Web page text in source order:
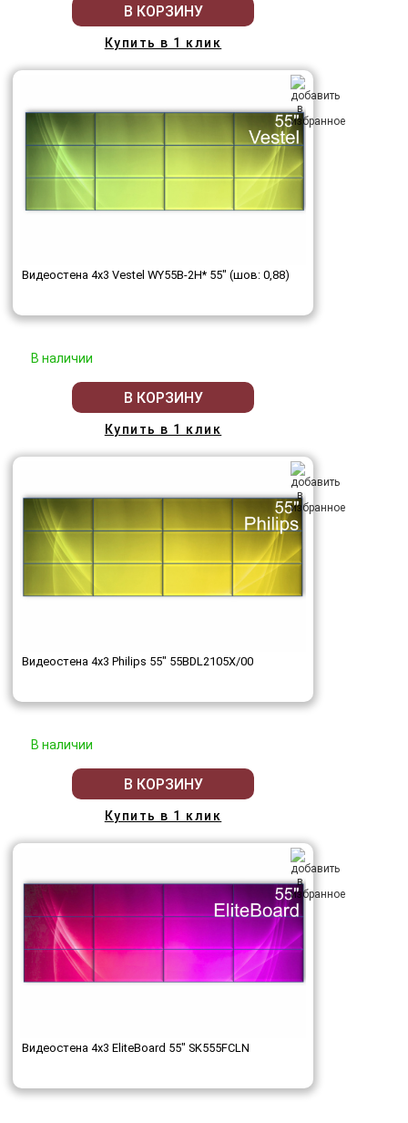
В КОРЗИНУ
Купить в 1 клик
Видеостена 4x3 Vestel WY55B-2H* 55" (шов: 0,88)
В наличии
В КОРЗИНУ
Купить в 1 клик
Видеостена 4x3 Philips 55" 55BDL2105X/00
В наличии
В КОРЗИНУ
Купить в 1 клик
Видеостена 4x3 EliteBoard 55" SK555FCLN